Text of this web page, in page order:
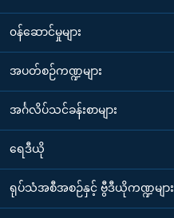
၀န်ဆောင်မှုများ
အပတ်စဉ်ကဏ္ဍများ
အင်္ဂလိပ်သင်ခန်းစာများ
ရေဒီယို
ရုပ်သံအစီအစဉ်နှင့် ဗွီဒီယိုကဏ္ဍများ